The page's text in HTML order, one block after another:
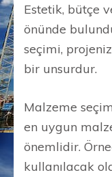
Estetik, bütçe
önünde
seçimi,
bir unsurdur.
Malzeme
en uygun
önemlidir.
kullanılacak